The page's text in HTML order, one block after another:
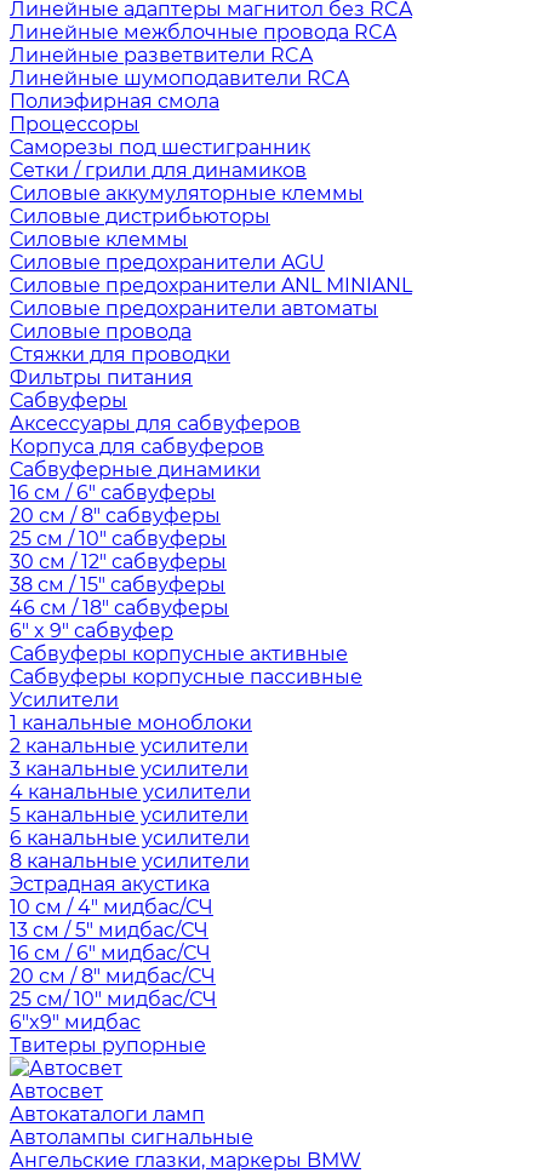
Линейные адаптеры магнитол без RCA
Линейные межблочные провода RCA
Линейные разветвители RCA
Линейные шумоподавители RCA
Полиэфирная смола
Процессоры
Саморезы под шестигранник
Сетки / грили для динамиков
Силовые аккумуляторные клеммы
Силовые дистрибьюторы
Силовые клеммы
Силовые предохранители AGU
Силовые предохранители ANL MINIANL
Силовые предохранители автоматы
Силовые провода
Стяжки для проводки
Фильтры питания
Сабвуферы
Аксессуары для сабвуферов
Корпуса для сабвуферов
Сабвуферные динамики
16 см / 6" сабвуферы
20 см / 8" сабвуферы
25 см / 10" сабвуферы
30 см / 12" сабвуферы
38 см / 15" сабвуферы
46 см / 18" сабвуферы
6" x 9" сабвуфер
Сабвуферы корпусные активные
Сабвуферы корпусные пассивные
Усилители
1 канальные моноблоки
2 канальные усилители
3 канальные усилители
4 канальные усилители
5 канальные усилители
6 канальные усилители
8 канальные усилители
Эстрадная акустика
10 см / 4" мидбас/СЧ
13 см / 5" мидбас/СЧ
16 см / 6" мидбас/СЧ
20 см / 8" мидбас/СЧ
25 см/ 10" мидбас/СЧ
6"x9" мидбас
Твитеры рупорные
Автосвет
Автокаталоги ламп
Автолампы сигнальные
Ангельские глазки, маркеры BMW